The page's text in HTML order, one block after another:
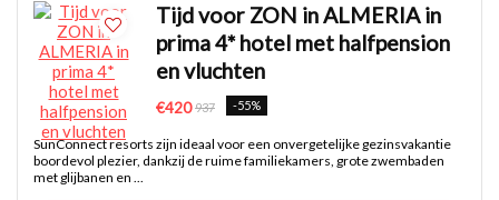
Tijd voor ZON in ALMERIA in
prima 4* hotel met halfpension
en vluchten
€420 937 -55%
SunConnect resorts zijn ideaal voor een onvergetelijke gezinsvakantie
boordevol plezier, dankzij de ruime familiekamers, grote zwembaden
met glijbanen en ...